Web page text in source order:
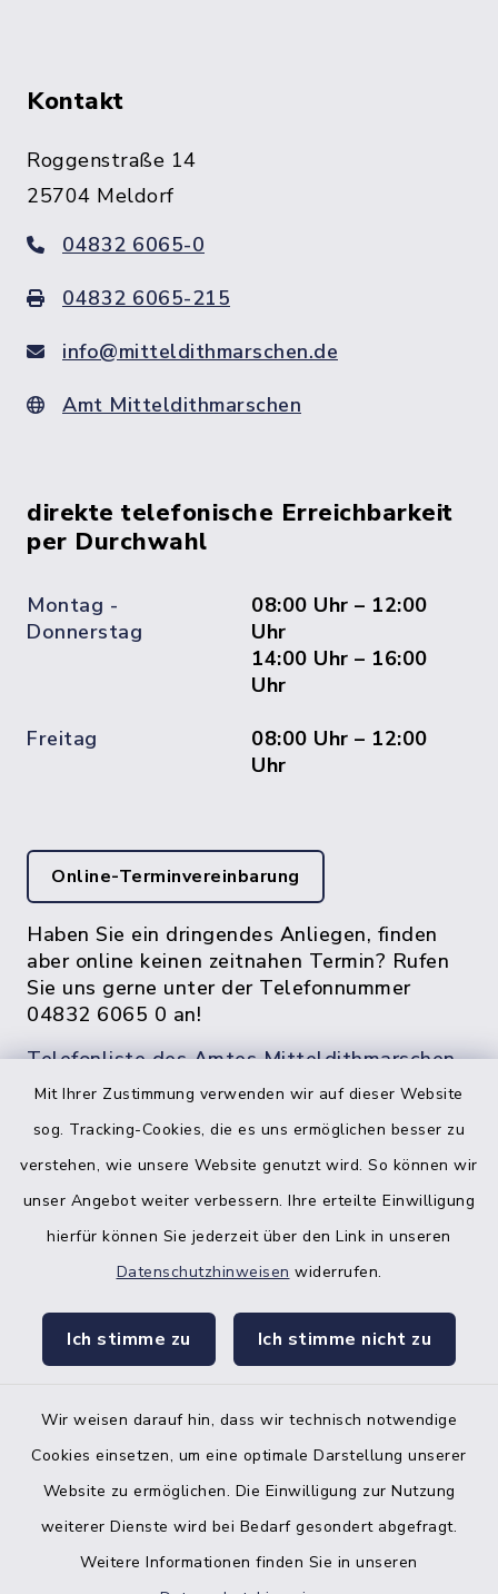
Mit Ihrer Zustimmung verwenden wir auf dieser Website
sog. Tracking-Cookies, die es uns ermöglichen besser zu
verstehen, wie unsere Website genutzt wird. So können wir
unser Angebot weiter verbessern. Ihre erteilte Einwilligung
hierfür können Sie jederzeit über den Link in unseren
Datenschutzhinweisen widerrufen.
Ich stimme zu Ich stimme nicht zu
Wir weisen darauf hin, dass wir technisch notwendige
Cookies einsetzen, um eine optimale Darstellung unserer
Website zu ermöglichen. Die Einwilligung zur Nutzung
weiterer Dienste wird bei Bedarf gesondert abgefragt.
Weitere Informationen finden Sie in unseren
Kontakt
Roggenstraße 14
25704 Meldorf
04832 6065-0
04832 6065-215
info@mitteldithmarschen.de
Amt Mitteldithmarschen
direkte telefonische Erreichbarkeit
per Durchwahl
Montag -
Donnerstag
08:00 Uhr – 12:00
Uhr
14:00 Uhr – 16:00
Uhr
Freitag
08:00 Uhr – 12:00
Uhr
Online-Terminvereinbarung
Haben Sie ein dringendes Anliegen, finden
aber online keinen zeitnahen Termin? Rufen
Sie uns gerne unter der Telefonnummer
04832 6065 0 an!
Telefonliste des Amtes Mitteldithmarschen
facebook
Bankverbindung der Amtskasse
Barrierefreiheit